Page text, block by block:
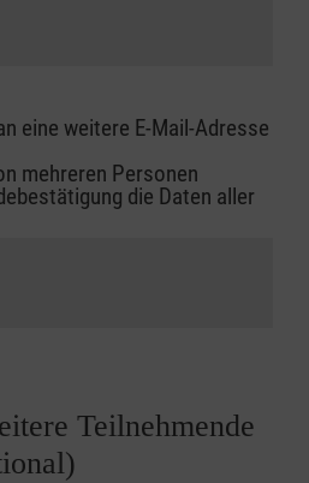
eine weitere E-Mail-Adresse
mehreren Personen
die Daten aller
Teilnehmende